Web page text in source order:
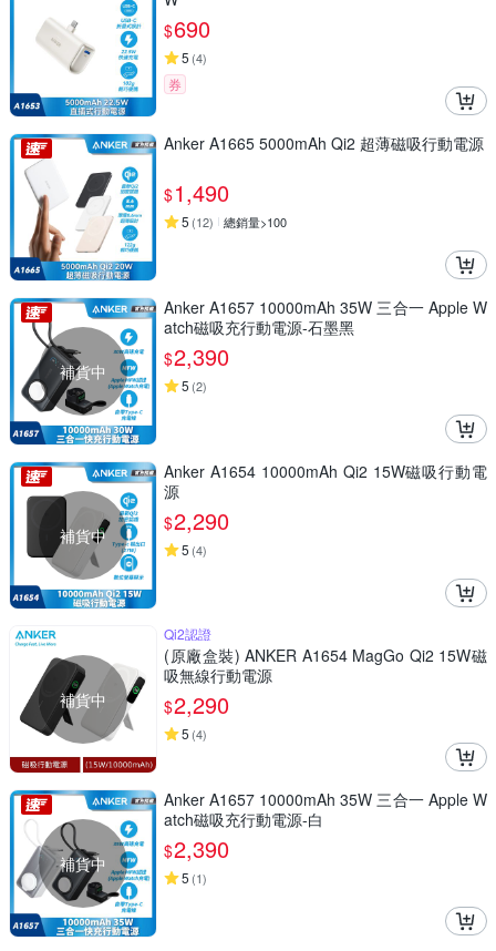
$690
5 (4)
券
Anker A1665 5000mAh Qi2 超薄磁吸行動電源
$1,490
5 (12) 總銷量>100
補貨中
Anker A1657 10000mAh 35W 三合一 Apple W
atch磁吸充行動電源-石墨黑
$2,390
5 (2)
補貨中
Anker A1654 10000mAh Qi2 15W磁吸行動電
源
$2,290
5 (4)
補貨中
Qi2認證
(原廠盒裝) ANKER A1654 MagGo Qi2 15W磁
吸無線行動電源
$2,290
5 (4)
補貨中
Anker A1657 10000mAh 35W 三合一 Apple W
atch磁吸充行動電源-白
$2,390
5 (1)